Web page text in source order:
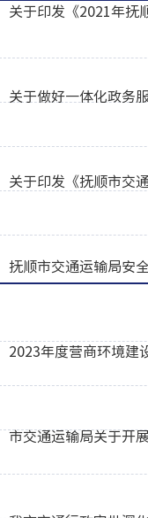
关于印发《2021年抚
关于做好一体化政务
关于印发《抚顺市交
抚顺市交通运输局安
2023年度营商环境建
市交通运输局关于开